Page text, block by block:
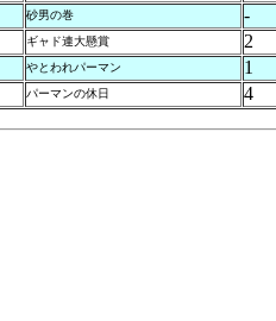
砂男の巻 -
ギャド連大懸賞 2
やとわれパーマン 1
パーマンの休日 4